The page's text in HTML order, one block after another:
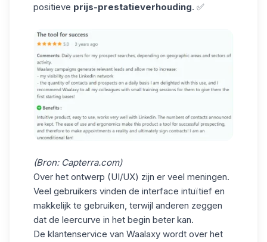
positieve prijs-prestatieverhouding. ✅
(Bron: Capterra.com)
Over het ontwerp (UI/UX) zijn er veel meningen.
Veel gebruikers vinden de interface intuïtief en
makkelijk te gebruiken, terwijl anderen zeggen
dat de leercurve in het begin beter kan.
De klantenservice van Waalaxy wordt over het